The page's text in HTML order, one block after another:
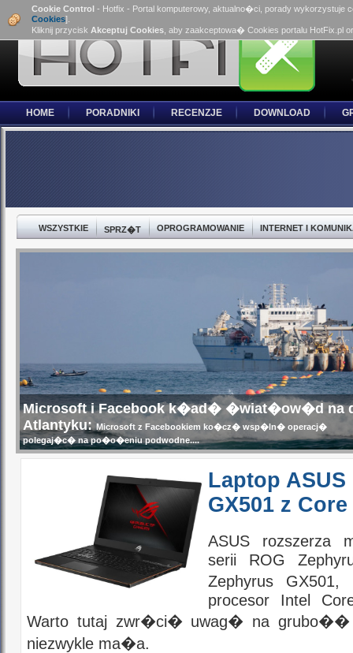
Cookie Control - Hotfix - Portal komputerowy, aktualno�ci, porady wykorzystuje
Cookies].
Kliknij przycisk Akceptuj Cookies , aby zaakceptowa� Cookies portalu HotFix.pl
HOME PORADNIKI RECENZJE DOWNLOAD
WSZYSTKIE SPRZ�T OPROGRAMOWANIE INTERNET I
Microsoft i Facebook k�ad� �wiat�ow�d na
Atlantyku:Microsoft z Facebookiem ko�cz� wsp�ln� operacj�
polegaj�c� na po�o�eniu podwodne....
Laptop
GX501 z
ASUS rozszerza
serii ROG
Zephyrus
procesor Intel
Warto tutaj zwr�ci� uwag� na grubo��
niezwykle ma�a.